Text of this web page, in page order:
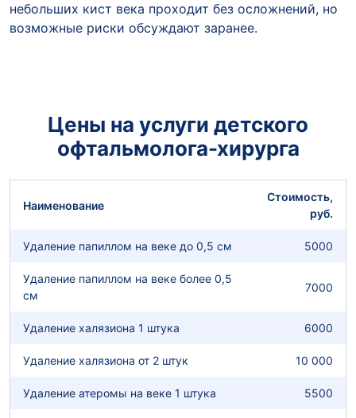
небольших кист века проходит без осложнений, но
возможные риски обсуждают заранее.
Цены на услуги детского
офтальмолога-хирурга
Наименование
Стоимость,
руб.
Удаление папиллом на веке до 0,5 см 5000
Удаление папиллом на веке более 0,5
см
7000
Удаление халязиона 1 штука 6000
Удаление халязиона от 2 штук 10 000
Удаление атеромы на веке 1 штука 5500